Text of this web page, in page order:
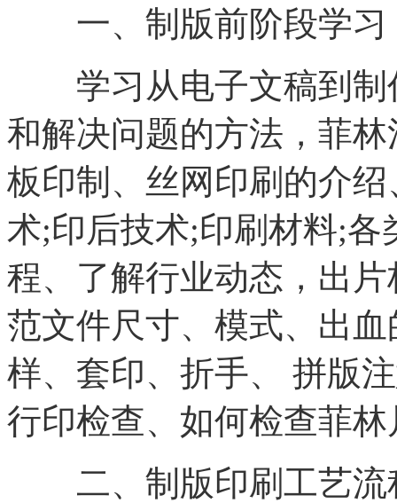
一、制版前阶段学习
学习从电子文稿到制
和解决问题的方法，菲
板印制、丝网印刷的介
术;印后技术;印刷材料;
程、了解行业动态，出
范文件尺寸、模式、出
样、套印、折手、 拼版
行印检查、如何检查菲
二、制版印刷工艺流